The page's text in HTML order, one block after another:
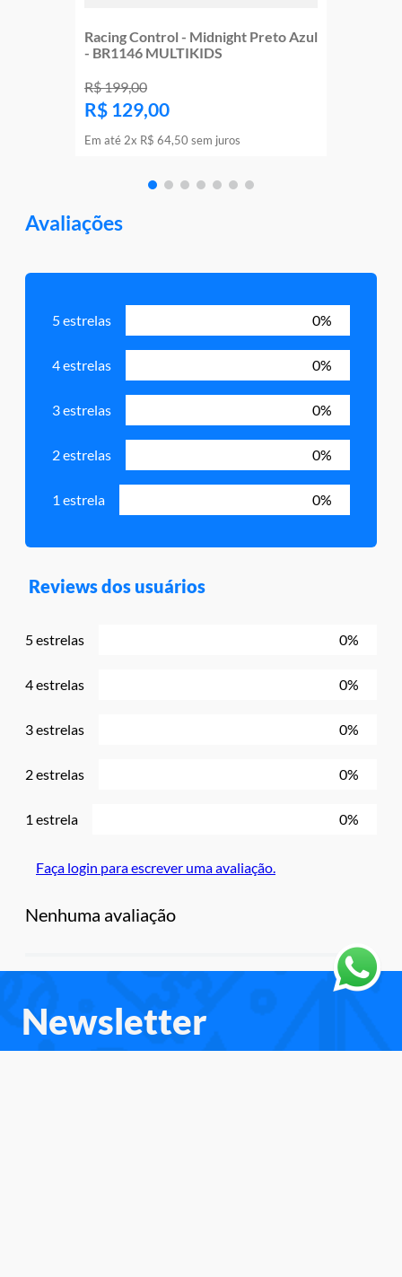
Racing Control - Midnight Preto Azul
- BR1146 MULTIKIDS
R$199,00
R$ 129,00
Em até 2x R$ 64,50 sem juros
Avaliações
5 estrelas 0%
4 estrelas 0%
3 estrelas 0%
2 estrelas 0%
1 estrela 0%
Reviews dos usuários
5 estrelas 0%
4 estrelas 0%
3 estrelas 0%
2 estrelas 0%
1 estrela 0%
Faça login para escrever uma avaliação.
Nenhuma avaliação
Newsletter